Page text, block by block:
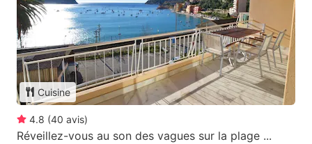
Cuisine
4.8 (40 avis)
Réveillez-vous au son des vagues sur la plage ...